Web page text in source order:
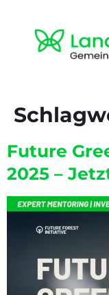
Future
2025 –